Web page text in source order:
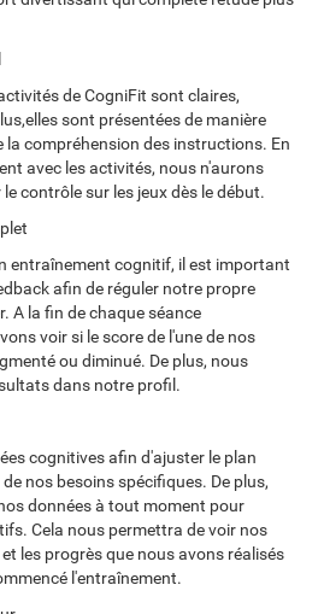
de CogniFit sont claires,
sont présentées de manière
la compréhension des instructions. En
avec les activités, nous n'aurons
contrôle sur les jeux dès le début.
entraînement cognitif, il est important
afin de réguler notre propre
A la fin de chaque séance
voir si le score de l'une de nos
ou diminué. De plus, nous
dans notre profil.
cognitives afin d'ajuster le plan
nos besoins spécifiques. De plus,
données à tout moment pour
Cela nous permettra de voir nos
les progrès que nous avons réalisés
l'entraînement.